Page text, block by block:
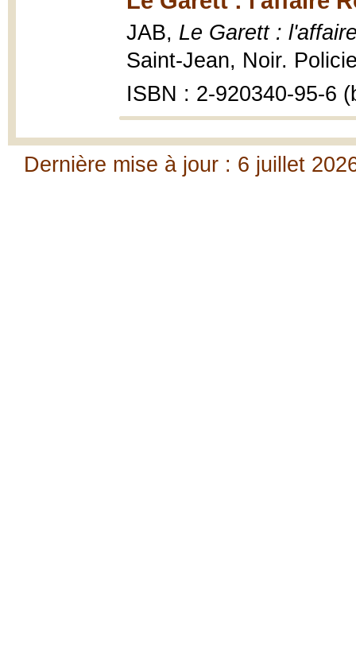
JAB, Le Garett :
Saint-Jean, Noir.
ISBN : 2-920340-95-6
Dernière mise à jour : 6 juillet